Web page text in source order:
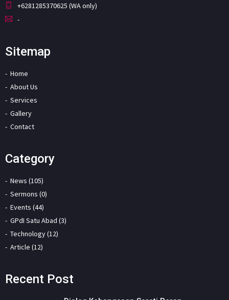
+6281285370625 (WA only)
-
Sitemap
Home
About Us
Services
Gallery
Contact
Category
News (105)
Sermons (0)
Events (44)
GPdI Satu Abad (3)
Technology (12)
Article (12)
Recent Post